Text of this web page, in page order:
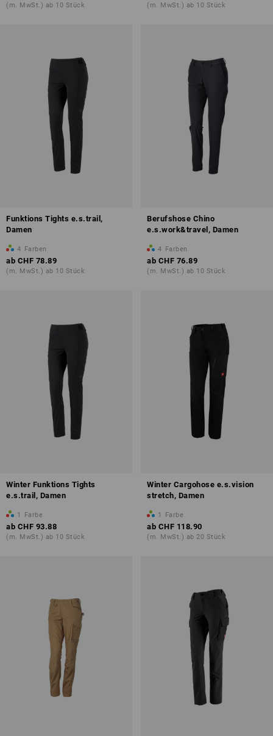
(m. MwSt.) ab 10 Stück (m. MwSt.) ab 10 Stück
Funktions Tights e.s.trail,
Damen
4 Farben
ab CHF 78.89
(m. MwSt.) ab 10 Stück
Berufshose Chino
e.s.work&travel, Damen
4 Farben
ab CHF 76.89
(m. MwSt.) ab 10 Stück
Winter Funktions Tights
e.s.trail, Damen
1 Farbe
ab CHF 93.88
(m. MwSt.) ab 10 Stück
Winter Cargohose e.s.vision
stretch, Damen
1 Farbe
ab CHF 118.90
(m. MwSt.) ab 20 Stück